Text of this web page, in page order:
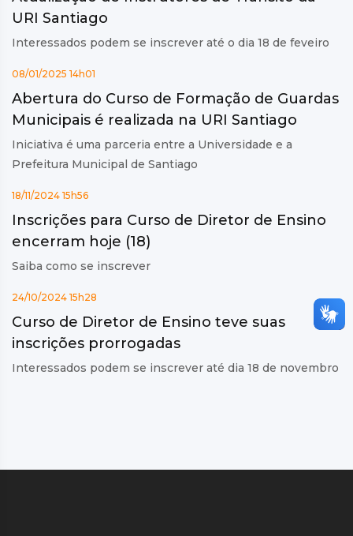
URI Santiago
Interessados podem se inscrever até o dia 18 de feveiro
08/01/2025 14h01
Abertura do Curso de Formação de Guardas
Municipais é realizada na URI Santiago
Iniciativa é uma parceria entre a Universidade e a
Prefeitura Municipal de Santiago
18/11/2024 15h56
Inscrições para Curso de Diretor de Ensino
encerram hoje (18)
Saiba como se inscrever
24/10/2024 15h28
Curso de Diretor de Ensino teve suas
inscrições prorrogadas
Interessados podem se inscrever até dia 18 de novembro